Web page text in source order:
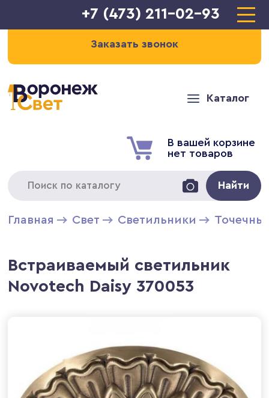
+7 (473) 211-02-93
Заказать звонок
Каталог
В вашей корзине
нет товаров
Найти
Главная Свет Светильники
Встраиваемый светильник
Novotech Daisy 370053